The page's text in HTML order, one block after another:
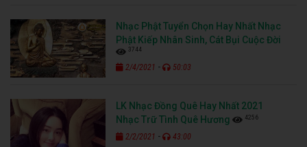
Nhạc Phật Tuyển Chọn Hay Nhất Nhạc
Phật Kiếp Nhân Sinh, Cát Bụi Cuộc Đời
3744
2/4/2021 - 50:03
LK Nhạc Đồng Quê Hay Nhất 2021
Nhạc Trữ Tình Quê Hương
4256
2/2/2021 - 43:00